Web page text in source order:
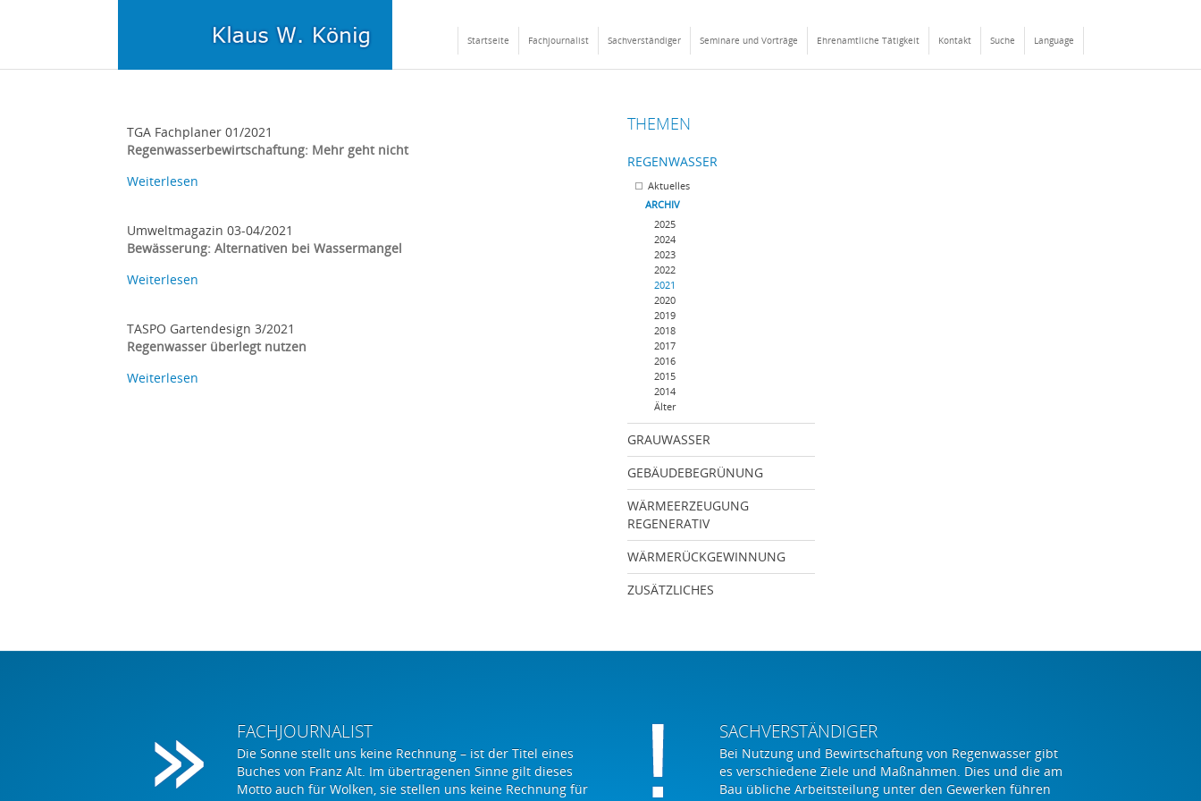
Startseite Fachjournalist Sachverständiger Seminare und Vorträge Ehrenamtliche Tätigkeit Kontakt Suche Language
TGA Fachplaner 01/2021
Regenwasserbewirtschaftung: Mehr geht nicht
Weiterlesen
Umweltmagazin 03-04/2021
Bewässerung: Alternativen bei Wassermangel
Weiterlesen
TASPO Gartendesign 3/2021
Regenwasser überlegt nutzen
Weiterlesen
THEMEN
REGENWASSER
Aktuelles
ARCHIV
2025
2024
2023
2022
2021
2020
2019
2018
2017
2016
2015
2014
Älter
GRAUWASSER
GEBÄUDEBEGRÜNUNG
WÄRMEERZEUGUNG
REGENERATIV
WÄRMERÜCKGEWINNUNG
ZUSÄTZLICHES
FACHJOURNALIST
Die Sonne stellt uns keine Rechnung – ist der Titel eines
Buches von Franz Alt. Im übertragenen Sinne gilt dieses
Motto auch für Wolken, sie stellen uns keine Rechnung für
SACHVERSTÄNDIGER
Bei Nutzung und Bewirtschaftung von Regenwasser gibt
es verschiedene Ziele und Maßnahmen. Dies und die am
Bau übliche Arbeitsteilung unter den Gewerken führen